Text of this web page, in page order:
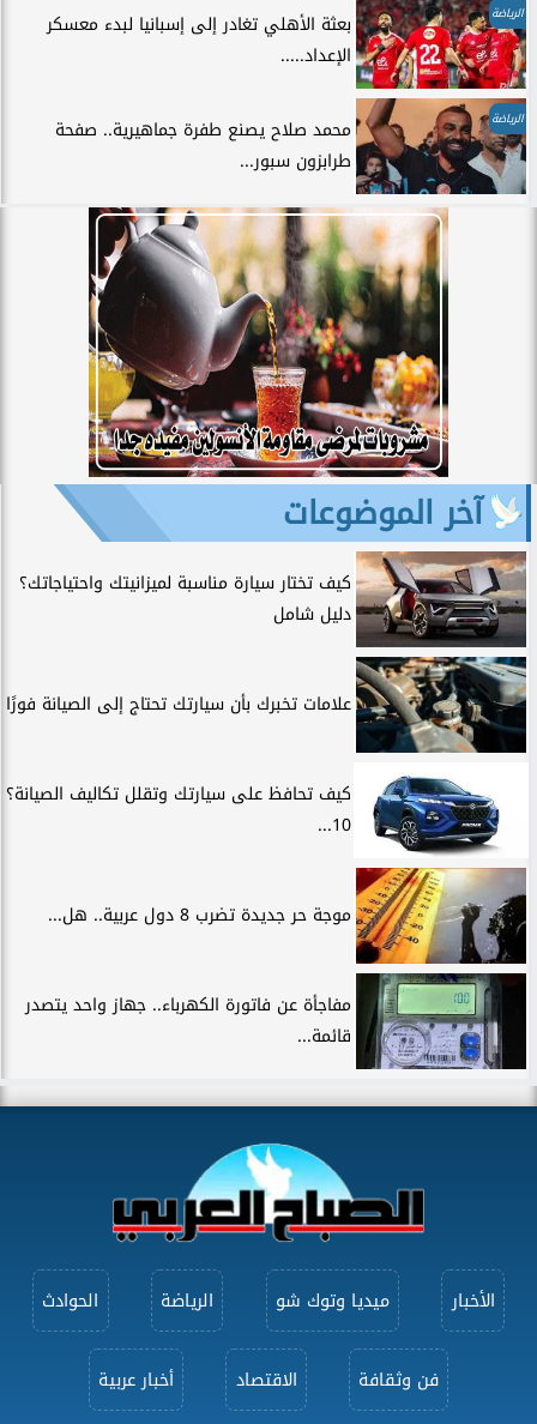
الرياضة
بعثة الأهلي تغادر إلى إسبانيا لبدء معسكر
الإعداد.....
الرياضة
محمد صلاح يصنع طفرة جماهيرية.. صفحة
طرابزون سبور...
آخر الموضوعات
كيف تختار سيارة مناسبة لميزانيتك واحتياجاتك؟
دليل شامل
علامات تخبرك بأن سيارتك تحتاج إلى الصيانة فورًا
كيف تحافظ على سيارتك وتقلل تكاليف الصيانة؟
10...
موجة حر جديدة تضرب 8 دول عربية.. هل...
مفاجأة عن فاتورة الكهرباء.. جهاز واحد يتصدر
قائمة...
الأخبار ميديا وتوك شو الرياضة الحوادث
فن وثقافة الاقتصاد أخبار عربية